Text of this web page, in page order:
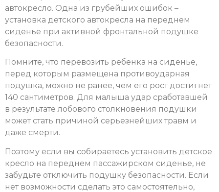
автокресло. Одна из грубейших ошибок –
установка детского автокресла на переднем
сиденье при активной фронтальной подушке
безопасности.
Помните, что перевозить ребенка на сиденье,
перед которым размещена противоударная
подушка, можно не ранее, чем его рост достигнет
140 сантиметров. Для малыша удар сработавшей
в результате лобового столкновения подушки
может стать причиной серьезнейших травм и
даже смерти.
Поэтому если вы собираетесь установить детское
кресло на переднем пассажирском сиденье, не
забудьте отключить подушку безопасности. Если
нет возможности сделать это самостоятельно,